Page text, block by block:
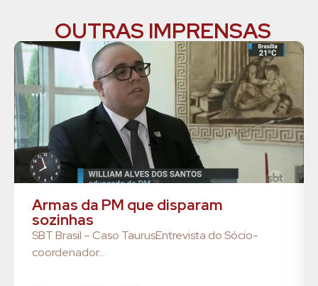
OUTRAS IMPRENSAS
Armas da PM que disparam
sozinhas
SBT Brasil – Caso TaurusEntrevista do Sócio-
coordenador...